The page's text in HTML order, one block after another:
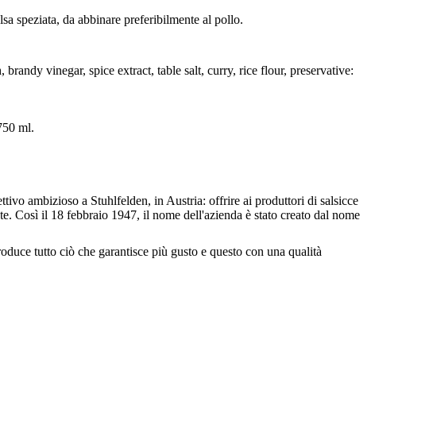
speziata, da abbinare preferibilmente al pollo.
vinegar, spice extract, table salt, curry, rice flour, preservative:
ml.
ambizioso a Stuhlfelden, in Austria: offrire ai produttori di salsicce
Così il 18 febbraio 1947, il nome dell'azienda è stato creato dal nome
tutto ciò che garantisce più gusto e questo con una qualità